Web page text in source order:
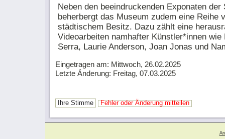
Neben den beeindruckenden Exponaten der
beherbergt das Museum zudem eine Reihe
städtischem Besitz. Dazu zählt eine
Videoarbeiten namhafter Künstler*innen
Serra, Laurie Anderson, Joan Jonas und
Eingetragen am: Mittwoch, 26.02.2025
Letzte Änderung: Freitag, 07.03.2025
Ihre Stimme Fehler oder Änderung mitteilen